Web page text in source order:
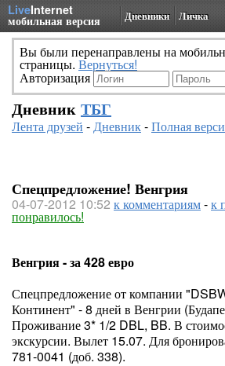
LiveInternet
мобильная версия Дневники Личка
Вы были перенаправлены на
страницы. Вернуться!
Авторизация
Дневник ТБГ
Лента друзей -Дневник-Полная
Спецпредложение! Венгрия
04-07-2012 10:52 к комментариям-к
понравилось!
Венгрия - за 428 евро
Спецпредложение от компании
Континент" - 8 дней в Венгрии
Проживание 3* 1/2 DBL, BB. В
экскурсии. Вылет 15.07. Для
781-0041 (доб. 338).